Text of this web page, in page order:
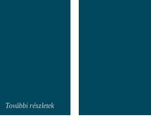
További részletek